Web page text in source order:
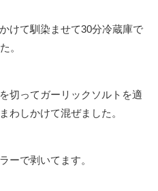
けて馴染ませて30分冷蔵庫で
。
切ってガーリックソルトを適
わしかけて混ぜました。
ーで剥いてます。